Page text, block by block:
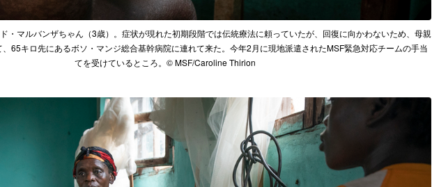
・マルバンザちゃん（3歳）。症状が現れた初期段階では伝統療法に頼っていたが、回復に向かわないため、母親
65キロ先にあるボソ・マンジ総合基幹病院に連れて来た。今年2月に現地派遣されたMSF緊急対応チームの手当
てを受けているところ。© MSF/Caroline Thirion